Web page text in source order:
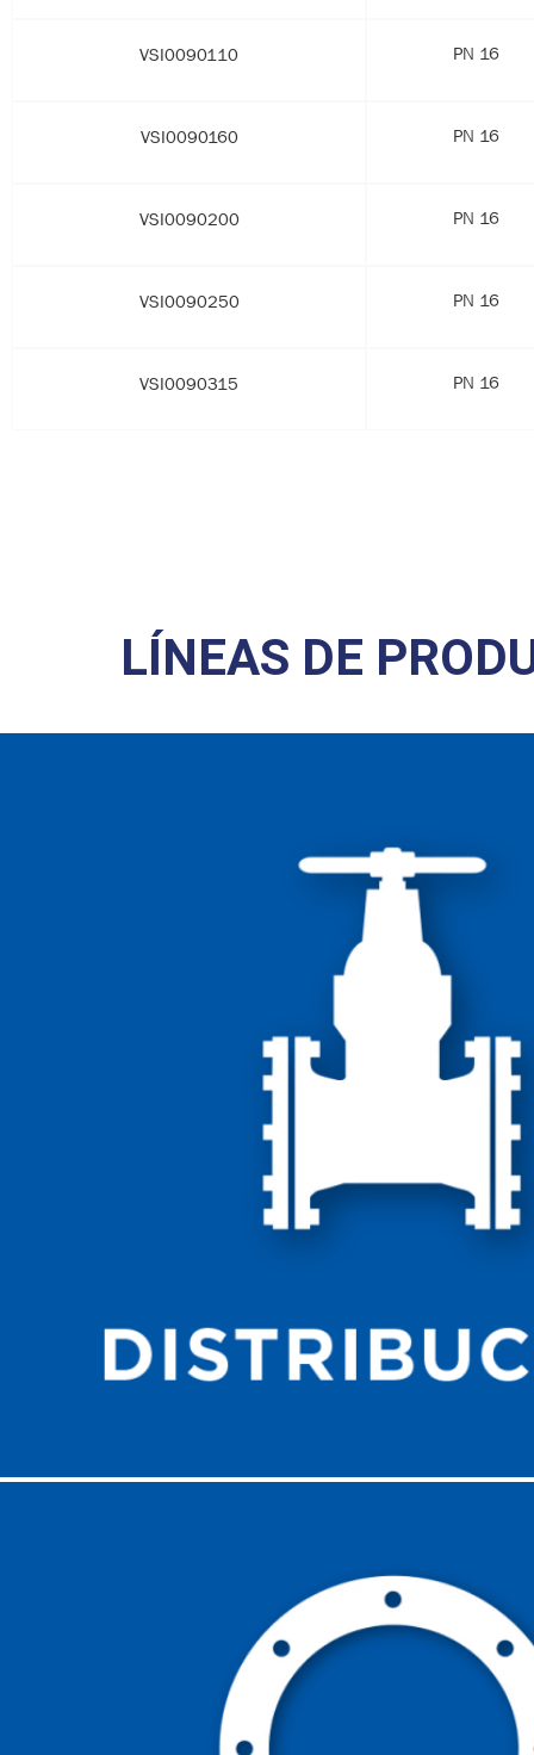
VSI0090110 PN 16
VSI0090160 PN 16
VSI0090200 PN 16
VSI0090250 PN 16
VSI0090315 PN 16
LÍNEAS DE